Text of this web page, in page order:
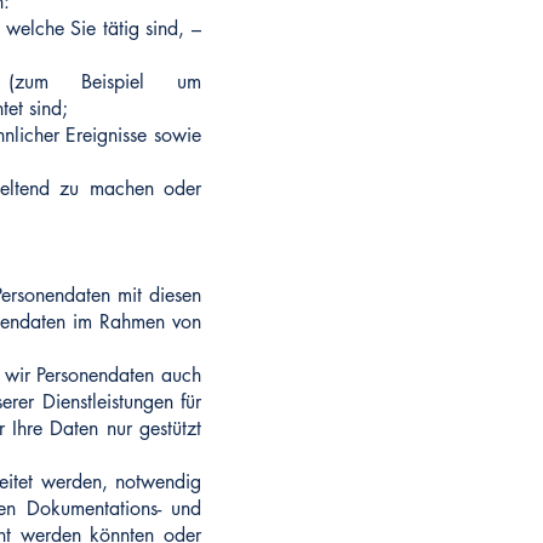
Sie tätig sind, –
(zum Beispiel um
sind;
Ereignisse sowie
zu machen oder
mit diesen
im Rahmen von
Personendaten auch
Dienstleistungen für
Daten nur gestützt
werden, notwendig
Dokumentations- und
werden könnten oder